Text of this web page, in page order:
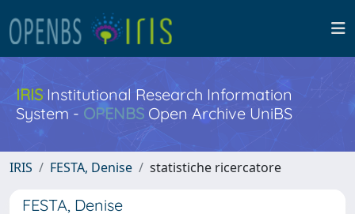
IRISInstitutional Research Information
System - OPENBS Open Archive UniBS
IRIS FESTA, Denise statistiche ricercatore
FESTA, Denise